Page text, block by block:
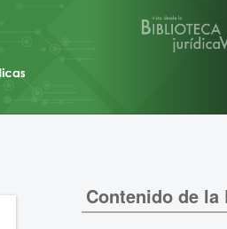
Contenido de la